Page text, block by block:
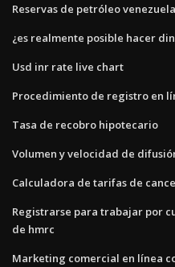
Reservas de petróleo
¿es realmente posible hacer
Usd inr rate live chart
Procedimiento de registro en
Tasa de recobro hipotecario
Volumen y velocidad de
Calculadora de tarifas de
Registrarse para trabajar por
de hmrc
Marketing comercial en línea